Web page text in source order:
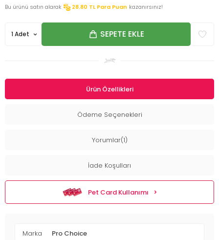
Bu ürünü satın alarak 28.80 TL Para Puan kazanırsınız!
SEPETE EKLE
Ürün Özellikleri
Ödeme Seçenekleri
Yorumlar(1)
İade Koşulları
Pet Card Kullanımı
Marka Pro Choice